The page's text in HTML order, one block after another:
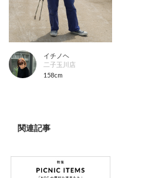
イチノヘ
二子玉川店
158cm
関連記事